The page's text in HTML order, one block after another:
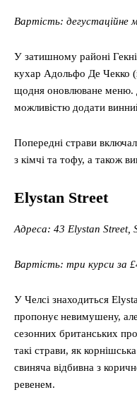
Вартість: дегустаційне
У затишному районі
кухар Адольфо Де Чекко
щодня оновлюване меню.
можливістю додати
Попередні страви
з кімчі та тофу, а також
Elystan Street
Адреса: 43 Elystan Street,
Вартість: три курси за
У Челсі знаходиться
пропонує невимушену,
сезонних британських
такі страви, як
свиняча відбивна з
ревенем.